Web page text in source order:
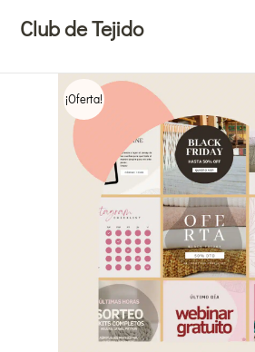
contenido
Club de Tejido
¡Oferta!